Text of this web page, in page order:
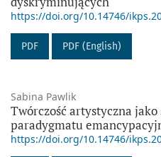
https://doi.org/10.14746/
PDF PDF (English)
Sabina Pawlik
Twórczość artystyczna
paradygmatu
https://doi.org/10.14746/